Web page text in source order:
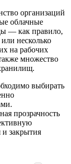
организаций
облачные
— как правило,
несколько
на рабочих
множество
выбирать
прозрачность
и закрытия